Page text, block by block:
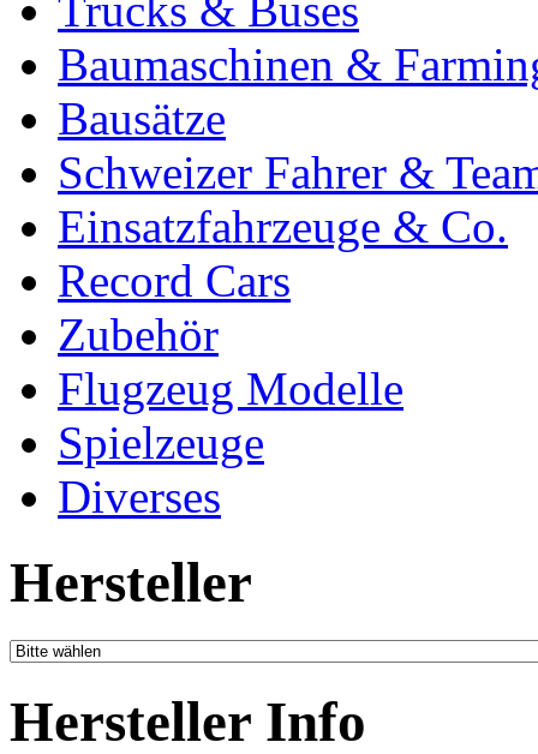
Trucks & Buses
Baumaschinen &
Bausätze
Schweizer Fahrer &
Einsatzfahrzeuge & Co.
Record Cars
Zubehör
Flugzeug Modelle
Spielzeuge
Diverses
Hersteller
Hersteller Info